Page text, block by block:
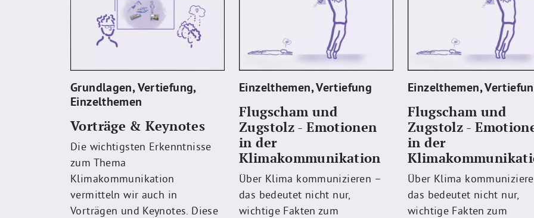
Grundlagen,Vertiefung,
Einzelthemen
Vorträge & Keynotes
Die wichtigsten Erkenntnisse
zum Thema
Klimakommunikation
vermitteln wir auch in
Vorträgen und Keynotes. Diese
Einzelthemen,Vertiefung
Flugscham und
Zugstolz - Emotionen
in der
Klimakommunikation
Über Klima kommunizieren –
das bedeutet nicht nur,
wichtige Fakten zum
Einzelthemen,
Flugscham und
Zugstolz -
in der
Über Klima
das bedeutet nicht nur,
wichtige Fakten zum